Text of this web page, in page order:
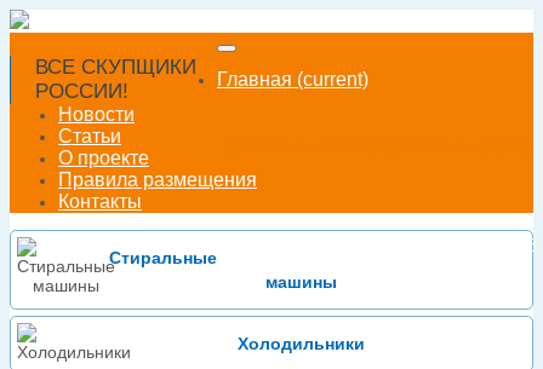
ВСЕ СКУПЩИКИ
РОССИИ!
Главная (current)
Новости
Статьи
О проекте
Правила размещения
Контакты
Зарегистрироваться
Стиральные
машины
Холодильники